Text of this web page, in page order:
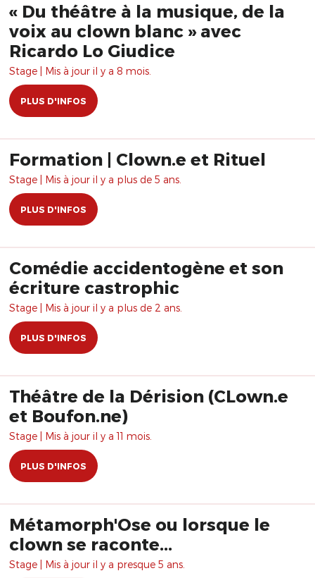
« Du théâtre à la musique, de la
voix au clown blanc » avec
Ricardo Lo Giudice
Stage | Mis à jour il y a 8 mois.
PLUS D'INFOS
Formation | Clown.e et Rituel
Stage | Mis à jour il y a plus de 5 ans.
PLUS D'INFOS
Comédie accidentogène et son
écriture castrophic
Stage | Mis à jour il y a plus de 2 ans.
PLUS D'INFOS
Théâtre de la Dérision (CLown.e
et Boufon.ne)
Stage | Mis à jour il y a 11 mois.
PLUS D'INFOS
Métamorph'Ose ou lorsque le
clown se raconte...
Stage | Mis à jour il y a presque 5 ans.